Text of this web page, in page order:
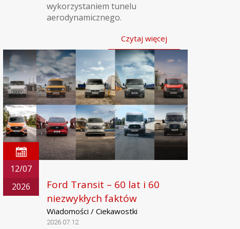
wykorzystaniem tunelu
aerodynamicznego.
Czytaj więcej
12/07
2026
Ford Transit – 60 lat i 60
niezwykłych faktów
Wiadomości / Ciekawostki
2026.07.12